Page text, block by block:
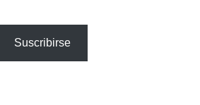
Suscribirse